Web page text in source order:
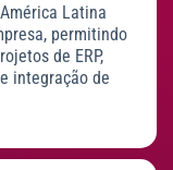
Latina
permitindo
de ERP,
integração de